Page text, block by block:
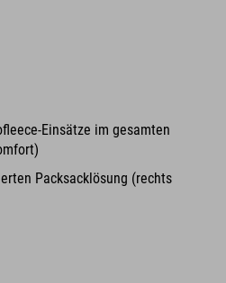
Einsätze im gesamten
Packsacklösung (rechts